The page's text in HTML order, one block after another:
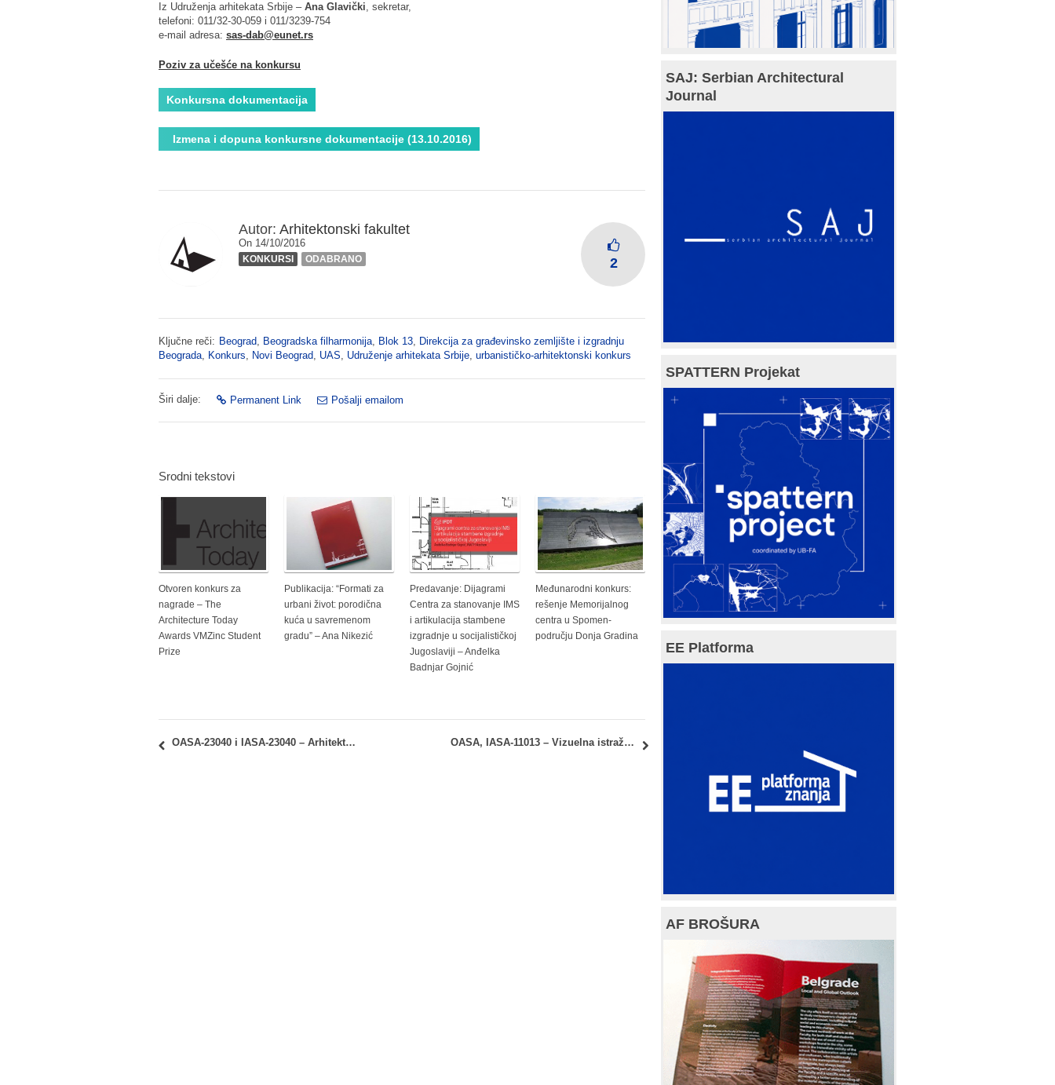
Iz Udruženja arhitekata Srbije – Ana Glavički, sekretar,
telefoni: 011/32-30-059 i 011/3239-754
e-mail adresa: sas-dab@eunet.rs
Poziv za učešće na konkursu
Konkursna dokumentacija
Izmena i dopuna konkursne dokumentacije (13.10.2016)
Autor: Arhitektonski fakultet
On 14/10/2016
KONKURSI ODABRANO 2
Ključne reči: Beograd, Beogradska filharmonija, Blok 13, Direkcija za građevinsko zemljište i izgradnju
Beograda, Konkurs, Novi Beograd, UAS, Udruženje arhitekata Srbije, urbanističko-arhitektonski konkurs
Širi dalje: Permanent Link Pošalji emailom
Srodni tekstovi
Otvoren konkurs za
nagrade – The
Architecture Today
Awards VMZinc Student
Prize
Publikacija: “Formati za
urbani život: porodična
kuća u savremenom
gradu” – Ana Nikezić
Predavanje: Dijagrami
Centra za stanovanje IMS
i artikulacija stambene
izgradnje u socijalističkoj
Jugoslaviji – Anđelka
Badnjar Gojnić
Međunarodni konkurs:
rešenje Memorijalnog
centra u Spomen-
području Donja Gradina
OASA-23040 i IASA-23040 – Arhitektonske konstrukcije 3: Raspored polaganja I kolokvijuma OASA, IASA-11013 – Vizuelna istraživanja i OASA, IASA-11080 – Transformacija grafičke forme: Termini konsultacija
SAJ: Serbian Architectural
Journal
SPATTERN Projekat
EE Platforma
AF BROŠURA